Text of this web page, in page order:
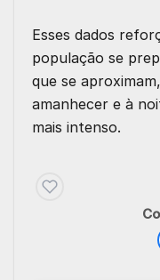
Esses dados
população se
que se
amanhecer e à
mais intenso.